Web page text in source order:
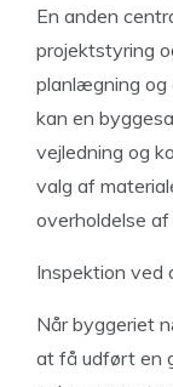
En anden
projektstyring
planlægning og
kan en
vejledning og
valg af
overholdelse
Inspektion ved
Når byggeriet
at få udført en